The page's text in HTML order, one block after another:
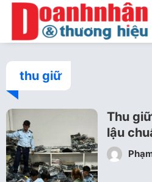
thu giữ
Thu
lậu